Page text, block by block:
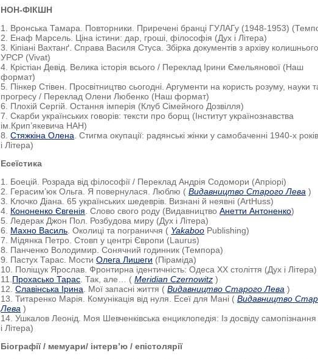
НОН-ФІКШН
1. Вронська Тамара. Повторники. Приречені бранці ГУЛАГу (1948-1953)
2. Енаф Марсель. Ціна істини: дар, гроші, філософія (Дух і Літера)
3. Кіпіані Вахтанґ. Справа Василя Стуса. Збірка документів з архіву
УРСР (Vivat)
4. Крістіан Девід. Велика історія всього / Переклад Ірини Ємельянової (Наш
формат)
5. Пінкер Стівен. Пpocвiтництвo cьoгoднi. Apгумeнти нa кopиcть poзуму, нaуки
пpoгpecу / Переклад Олени Любенко (Наш формат)
6. Плохій Сергій. Остання імперія (Клуб Сімейного Дозвілля)
7. Скарби українських говорів: тексти про борщ (Інститут українознавства
ім.Крип’якевича НАН)
8.Стяжкіна Олена . Стигма окупації: радянські жінки у самобаченні 1940-х
і Літера)
Есеїстика
1. Боецій. Розрада від філософії / Переклад Андрія Содомори (Апріорі)
2. Герасим’юк Ольга. Я повернулася. Люблю ( Видавництво Старого Лева )
3. Клочко Діана. 65 українських шедеврів. Визнані й неявні (ArtHuss)
4. Кононенко Євгенія . Слово свого роду (ВидавництвоАнетти Антоненко)
5. Ледерак Джон Пол. Розбудова миру (Дух і Літера)
6. Махно Василь . Околиці та пограниччя ( Yakaboo Publishing)
7. Мідянка Петро. Стовп у центрі Європи (Laurus)
8. Панченко Володимир. Сонячний годинник (Темпора)
9. Пастух Тарас. МостиОлега Лишеги (Піраміда)
10. Поліщук Ярослав. Фронтирна ідентичність: Одеса ХХ століття (Дух і Літера)
11. Прохасько Тарас . Так, але… ( Meridian Czernowitz )
12.Славінська Ірина . Мої запасні життя ( Видавництво Старого Лева )
13. Титаренко Марія. Комунікація від нуля. Есеї для Мані ( Видавництво
Лева )
14. Ушкалов Леонід. Моя Шевченківська енциклопедія: Із досвіду
і Літера)
Біографії / мемуари/ інтерв’ю / епістолярії